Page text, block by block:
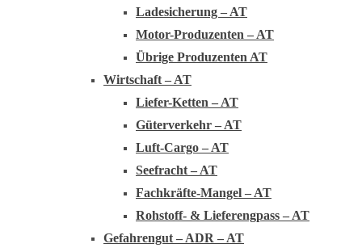
Ladesicherung – AT
Motor-Produzenten – AT
Übrige Produzenten AT
Wirtschaft – AT
Liefer-Ketten – AT
Güterverkehr – AT
Luft-Cargo – AT
Seefracht – AT
Fachkräfte-Mangel – AT
Rohstoff- & Lieferengpass – AT
Gefahrengut – ADR – AT